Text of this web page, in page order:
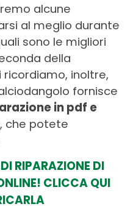
alcune
al meglio durante
sono le migliori
della
ricordiamo, inoltre,
fornisce
in pdf e
, che potete
RIPARAZIONE DI
CLICCA QUI